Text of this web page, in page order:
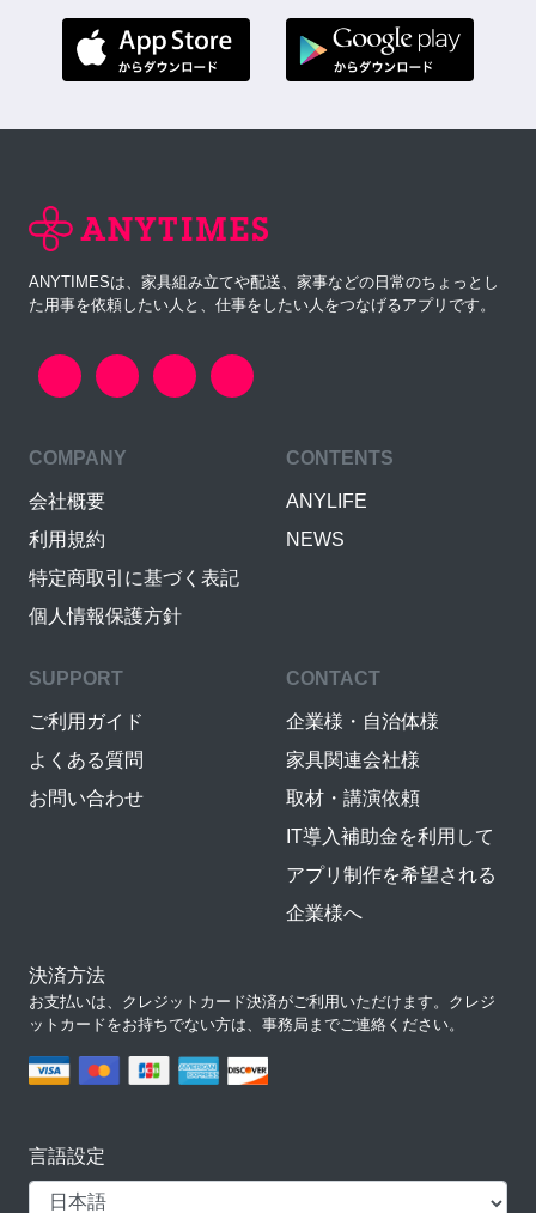
ANYTIMESは、家具組み立てや配送、家事などの日常のちょっとし
た用事を依頼したい人と、仕事をしたい人をつなげるアプリです。
COMPANY
会社概要
利用規約
特定商取引に基づく表記
個人情報保護方針
CONTENTS
ANYLIFE
NEWS
SUPPORT
ご利用ガイド
よくある質問
お問い合わせ
CONTACT
企業様・自治体様
家具関連会社様
取材・講演依頼
IT導入補助金を利用して
アプリ制作を希望される
企業様へ
決済方法
お支払いは、クレジットカード決済がご利用いただけます。クレジ
ットカードをお持ちでない方は、事務局までご連絡ください。
言語設定